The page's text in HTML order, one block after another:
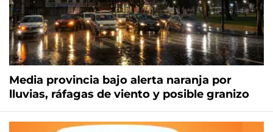
Media provincia bajo alerta naranja por
lluvias, ráfagas de viento y posible granizo